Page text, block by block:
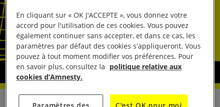
En cliquant sur « OK J'ACCEPTE », vous donnez votre
accord pour l'utilisation de ces cookies. Vous pouvez
également continuer sans accepter, et dans ce cas, les
paramètres par défaut des cookies s'appliqueront. Vous
pouvez à tout moment modifier vos préférences. Pour
en savoir plus, consultez la politique relative aux
cookies d’Amnesty.